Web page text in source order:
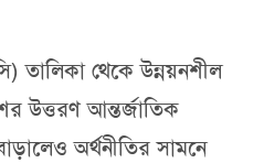
তালিকা থেকে উন্নয়নশীল
উত্তরণ আন্তর্জাতিক
অর্থনীতির সামনে